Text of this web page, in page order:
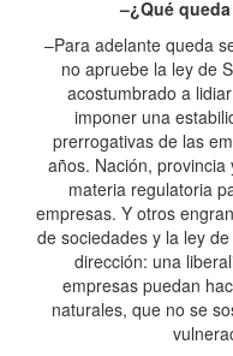
–¿Qué
–Para adelante queda
no apruebe la ley de
acostumbrado a
imponer una
prerrogativas de las
años. Nación,
materia regulatoria
empresas. Y otros
de sociedades y la ley
dirección: una
empresas puedan
naturales, que no se